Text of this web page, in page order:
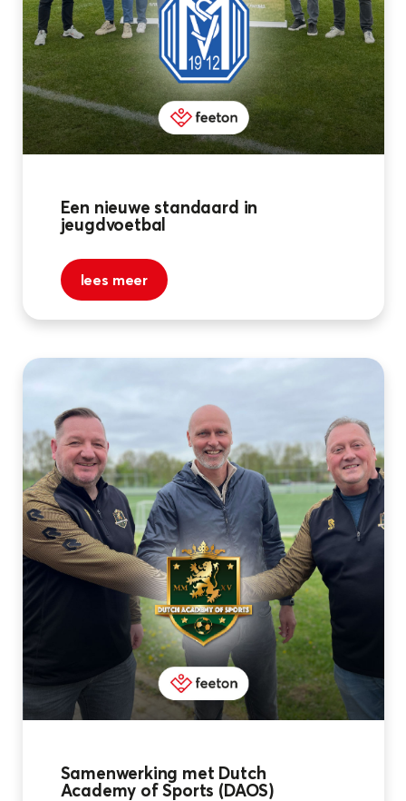
Een nieuwe standaard in
jeugdvoetbal
lees meer
Samenwerking met Dutch
Academy of Sports (DAOS)